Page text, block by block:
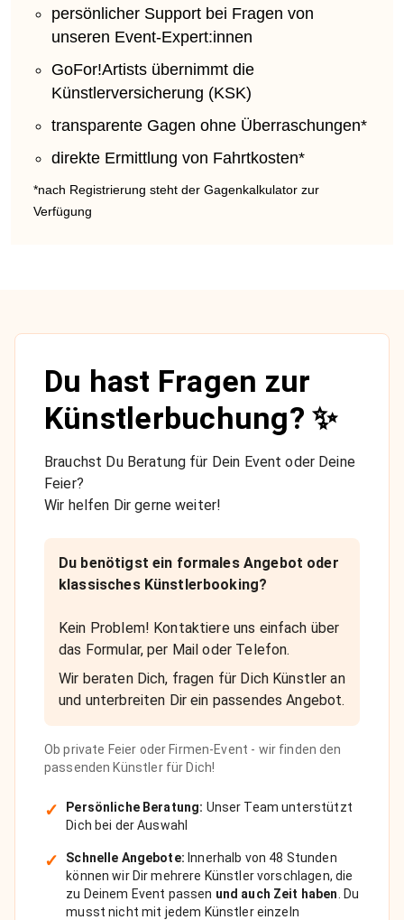
persönlicher Support bei Fragen von
unseren Event-Expert:innen
GoFor!Artists übernimmt die
Künstlerversicherung (KSK)
transparente Gagen ohne Überraschungen*
direkte Ermittlung von Fahrtkosten*
*nach Registrierung steht der Gagenkalkulator zur
Verfügung
Du hast Fragen zur
Künstlerbuchung? ✨
Brauchst Du Beratung für Dein Event oder Deine
Feier?
Wir helfen Dir gerne weiter!
Du benötigst ein formales Angebot oder
klassisches Künstlerbooking?
Kein Problem! Kontaktiere uns einfach über
das Formular, per Mail oder Telefon.
Wir beraten Dich, fragen für Dich Künstler an
und unterbreiten Dir ein passendes Angebot.
Ob private Feier oder Firmen-Event - wir finden den
passenden Künstler für Dich!
✓ Persönliche Beratung: Unser Team unterstützt
Dich bei der Auswahl
✓ Schnelle Angebote: Innerhalb von 48 Stunden
können wir Dir mehrere Künstler vorschlagen, die
zu Deinem Event passen und auch Zeit haben . Du
musst nicht mit jedem Künstler einzeln